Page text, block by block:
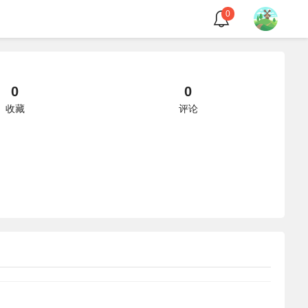
0
0
收藏
0
评论